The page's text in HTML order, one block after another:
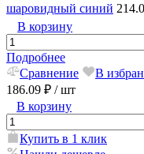
шаровидный синий
В корзину
Подробнее
Сравнение
В
186.09 ₽ / шт
В корзину
Купить в 1 клик